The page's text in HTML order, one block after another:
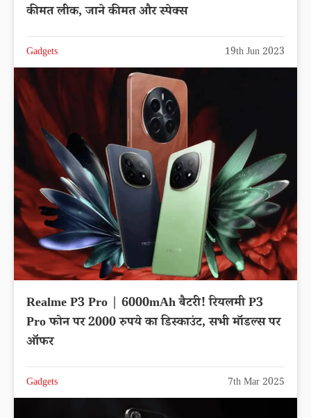
कीमत लीक, जाने कीमत और स्पेक्स
Gadgets 19th Jun 2023
Realme P3 Pro | 6000mAh बैटरी! रियलमी P3
Pro फोन पर 2000 रुपये का डिस्काउंट, सभी मॉडल्स पर
ऑफर
Gadgets 7th Mar 2025